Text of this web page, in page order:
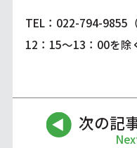
TEL：022-794-9855
12：15～13：00を除
次の記